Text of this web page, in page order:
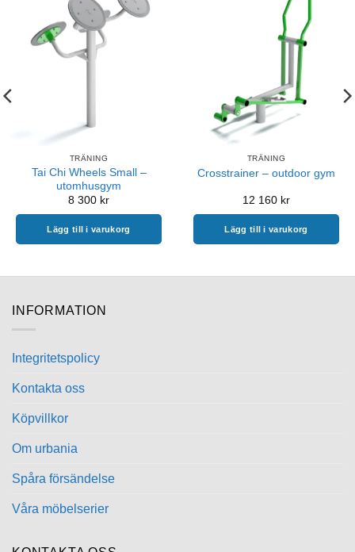
TRÄNING
Tai Chi Wheels Small –
utomhusgym
8 300 kr
Lägg till i varukorg
TRÄNING
Crosstrainer – outdoor gym
12 160 kr
Lägg till i varukorg
INFORMATION
Integritetspolicy
Kontakta oss
Köpvillkor
Om urbania
Spåra försändelse
Våra möbelserier